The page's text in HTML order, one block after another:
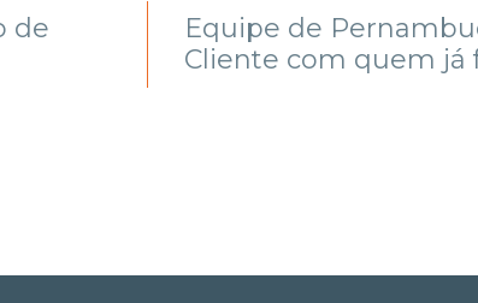
de
Equipe de
Cliente com quem já